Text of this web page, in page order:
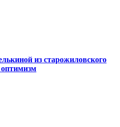
из старожиловского